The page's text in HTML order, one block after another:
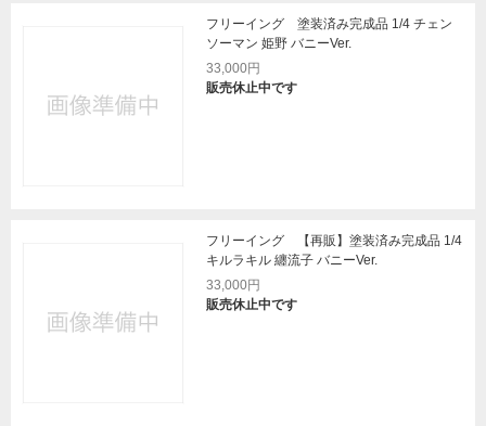
フリーイング 塗装済み完成品 1/4 チェン
ソーマン 姫野 バニーVer.
33,000円
販売休止中です
フリーイング 【再販】塗装済み完成品 1/4
キルラキル 纏流子 バニーVer.
33,000円
販売休止中です